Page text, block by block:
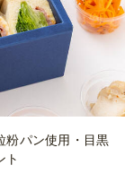
粉パン使用・目黒
ト